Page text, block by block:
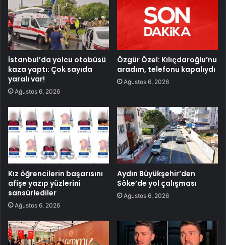
İstanbul’da yolcu otobüsü
kaza yaptı: Çok sayıda
yaralı var!
Ağustos 6, 2026
Özgür Özel: Kılıçdaroğlu’nu
aradım, telefonu kapalıydı
Ağustos 6, 2026
Kız öğrencilerin başarısını
afişe yazıp yüzlerini
sansürlediler
Ağustos 6, 2026
Aydın Büyükşehir’den
Söke’de yol çalışması
Ağustos 6, 2026